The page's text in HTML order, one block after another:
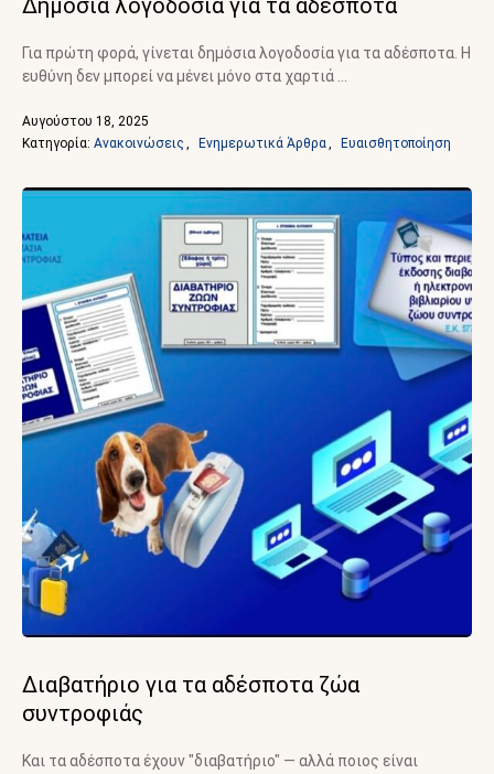
Δημόσια λογοδοσία για τα αδέσποτα
Για πρώτη φορά, γίνεται δημόσια λογοδοσία για τα αδέσποτα. Η
ευθύνη δεν μπορεί να μένει μόνο στα χαρτιά …
Αυγούστου 18, 2025
Κατηγορία: Ανακοινώσεις , Ενημερωτικά Άρθρα, Ευαισθητοποίηση
Διαβατήριο για τα αδέσποτα ζώα
συντροφιάς
Και τα αδέσποτα έχουν "διαβατήριο" — αλλά ποιος είναι